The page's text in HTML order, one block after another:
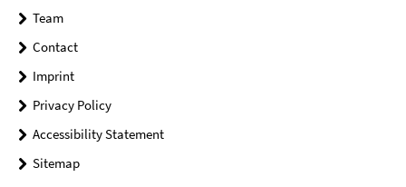
Team
Contact
Imprint
Privacy Policy
Accessibility Statement
Sitemap